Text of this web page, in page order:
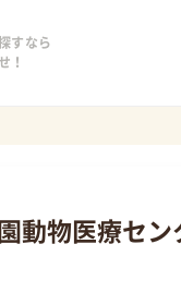
すなら
！
動物医療セン